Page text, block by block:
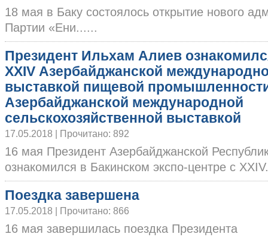
18 мая в Баку состоялось открытие нового
Партии «Ени......
Президент Ильхам Алиев
XXIV Азербайджанской
выставкой пищевой
Азербайджанской международной
сельскохозяйственной выставкой
17.05.2018 | Прочитано: 892
16 мая Президент Азербайджанской
ознакомился в Бакинском экспо-центре с
Поездка завершена
17.05.2018 | Прочитано: 866
16 мая завершилась поездка Президента